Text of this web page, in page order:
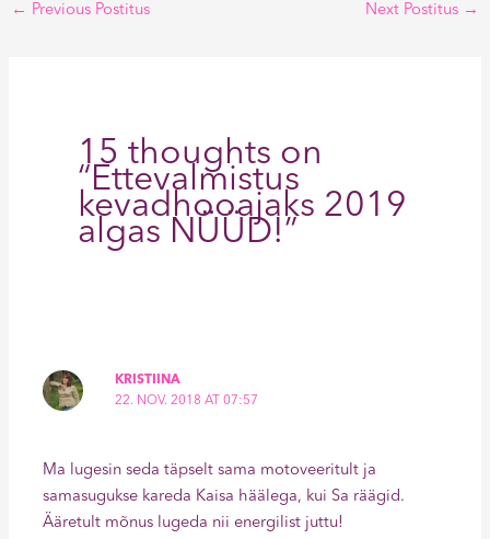
← Previous Postitus Next Postitus →
15 thoughts on
“Ettevalmistus
kevadhooajaks 2019
algas NÜÜD!”
KRISTIINA
22. NOV. 2018 AT 07:57
Ma lugesin seda täpselt sama motoveeritult ja
samasugukse kareda Kaisa häälega, kui Sa räägid.
Ääretult mõnus lugeda nii energilist juttu!